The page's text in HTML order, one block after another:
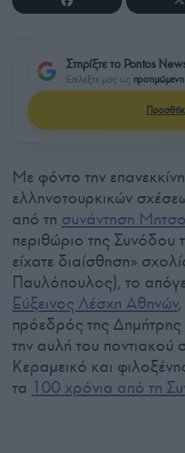
Στηρίξτε το Pontos
Επιλέξτε μας ως
Με φόντο την
ελληνοτουρκικών
από τη συνάντηση
περιθώριο της
είχατε διαίσθηση»
Παυλόπουλος), το
Εύξεινος Λέσχη Αθηνών
πρόεδρός της
την αυλή του ποντιακού
Κεραμεικό και
τα 100 χρόνια από τη